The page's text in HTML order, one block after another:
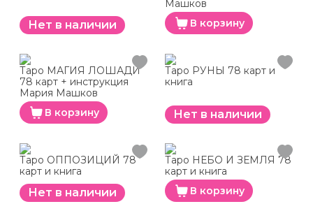
Нет в наличии
Машков
В корзину
Таро МАГИЯ ЛОШАДИ
78 карт + инструкция
Мария Машков
В корзину
Таро РУНЫ 78 карт и
книга
Нет в наличии
Таро ОППОЗИЦИЙ 78
карт и книга
Нет в наличии
Таро НЕБО И ЗЕМЛЯ 78
карт и книга
В корзину